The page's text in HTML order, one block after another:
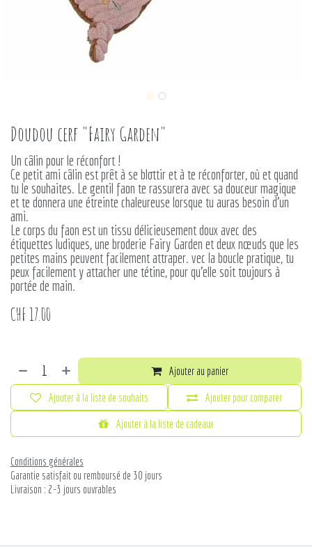
Doudou cerf "Fairy Garden"
Un câlin pour le réconfort !
Ce petit ami câlin est prêt à se blottir et à te réconforter, où et quand
tu le souhaites. Le gentil faon te rassurera avec sa douceur magique
et te donnera une étreinte chaleureuse lorsque tu auras besoin d'un
ami.
Le corps du faon est un tissu délicieusement doux avec des
étiquettes ludiques, une broderie Fairy Garden et deux nœuds que les
petites mains peuvent facilement attraper. vec la boucle pratique, tu
peux facilement y attacher une tétine, pour qu'elle soit toujours à
portée de main.
CHF 17.00
Ajouter au panier
Ajouter pour comparer
Ajouter à la liste de cadeaux
Ajouter à la liste de souhaits
Conditions générales
Garantie satisfait ou remboursé de 30 jours
Livraison : 2-3 jours ouvrables